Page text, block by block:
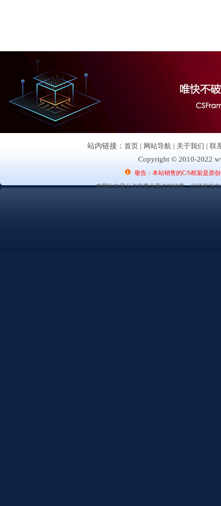
站内链接： 首页 | 网站导航 | 关于我们 | 联
Copyright © 2010-2022
敬告：本站销售的C/S框架是原
本网站内容允许非商业用途的转载，但须保持